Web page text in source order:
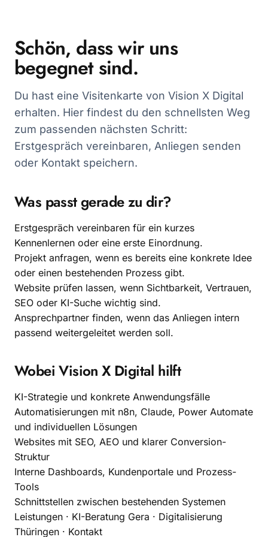
Schön, dass wir uns
begegnet sind.
Du hast eine Visitenkarte von Vision X Digital
erhalten. Hier findest du den schnellsten Weg
zum passenden nächsten Schritt:
Erstgespräch vereinbaren, Anliegen senden
oder Kontakt speichern.
Was passt gerade zu dir?
Erstgespräch vereinbaren für ein kurzes
Kennenlernen oder eine erste Einordnung.
Projekt anfragen, wenn es bereits eine konkrete Idee
oder einen bestehenden Prozess gibt.
Website prüfen lassen, wenn Sichtbarkeit, Vertrauen,
SEO oder KI-Suche wichtig sind.
Ansprechpartner finden, wenn das Anliegen intern
passend weitergeleitet werden soll.
Wobei Vision X Digital hilft
KI-Strategie und konkrete Anwendungsfälle
Automatisierungen mit n8n, Claude, Power Automate
und individuellen Lösungen
Websites mit SEO, AEO und klarer Conversion-
Struktur
Interne Dashboards, Kundenportale und Prozess-
Tools
Schnittstellen zwischen bestehenden Systemen
Leistungen · KI-Beratung Gera · Digitalisierung
Thüringen · Kontakt